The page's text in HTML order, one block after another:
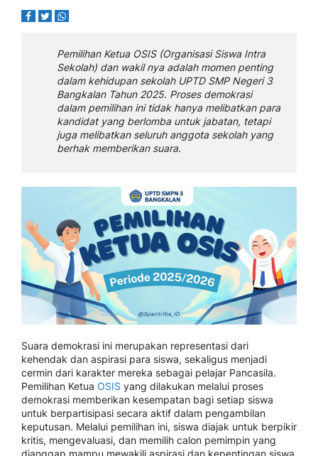
Pemilihan Ketua OSIS (Organisasi Siswa Intra
Sekolah) dan wakil nya adalah momen penting
dalam kehidupan sekolah UPTD SMP Negeri 3
Bangkalan Tahun 2025. Proses demokrasi
dalam pemilihan ini tidak hanya melibatkan para
kandidat yang berlomba untuk jabatan, tetapi
juga melibatkan seluruh anggota sekolah yang
berhak memberikan suara.
Suara demokrasi ini merupakan representasi dari
kehendak dan aspirasi para siswa, sekaligus menjadi
cermin dari karakter mereka sebagai pelajar Pancasila.
Pemilihan Ketua OSIS yang dilakukan melalui proses
demokrasi memberikan kesempatan bagi setiap siswa
untuk berpartisipasi secara aktif dalam pengambilan
keputusan. Melalui pemilihan ini, siswa diajak untuk berpikir
kritis, mengevaluasi, dan memilih calon pemimpin yang
dianggap mampu mewakili aspirasi dan kepentingan siswa